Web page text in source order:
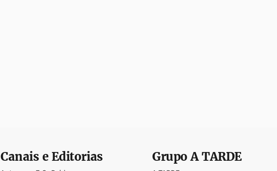
Canais e Editorias GrupoA TARDE